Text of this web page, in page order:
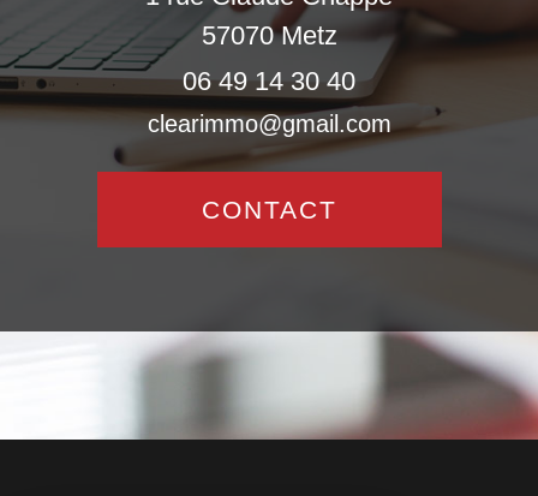
57070 Metz
06 49 14 30 40
clearimmo@gmail.com
CONTACT